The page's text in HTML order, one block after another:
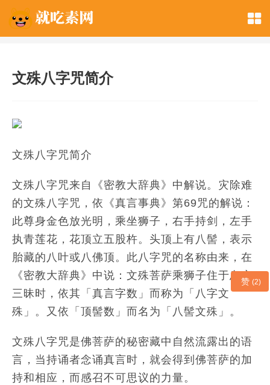
文殊八字咒简介
文殊八字咒简介
文殊八字咒来自《密教大辞典》中解说。灾除难
的文殊八字咒，依《真言事典》第69咒的解说：
此尊身金色放光明，乘坐狮子，右手持剑，左手
执青莲花，花顶立五股杵。头顶上有八髻，表示
胎藏的八叶或八佛顶。此八字咒的名称由来，在
《密教大辞典》中说：文殊菩萨乘狮子住于息灾
三昧时，依其「真言字数」而称为「八字文
殊」。又依「顶髻数」而名为「八髻文殊」。
文殊八字咒是佛菩萨的秘密藏中自然流露出的语
言，当持诵者念诵真言时，就会得到佛菩萨的加
持和相应，而感召不可思议的力量。
赞(2)